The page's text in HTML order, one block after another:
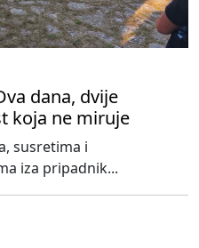
dana, dvije
koja ne miruje
susretima i
iza pripadnik...